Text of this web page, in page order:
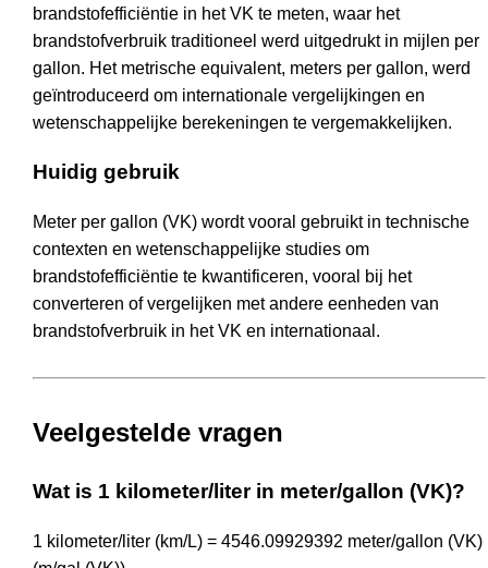
brandstofefficiëntie in het VK te meten, waar het
brandstofverbruik traditioneel werd uitgedrukt in mijlen per
gallon. Het metrische equivalent, meters per gallon, werd
geïntroduceerd om internationale vergelijkingen en
wetenschappelijke berekeningen te vergemakkelijken.
Huidig gebruik
Meter per gallon (VK) wordt vooral gebruikt in technische
contexten en wetenschappelijke studies om
brandstofefficiëntie te kwantificeren, vooral bij het
converteren of vergelijken met andere eenheden van
brandstofverbruik in het VK en internationaal.
Veelgestelde vragen
Wat is 1 kilometer/liter in meter/gallon (VK)?
1 kilometer/liter (km/L) = 4546.09929392 meter/gallon (VK)